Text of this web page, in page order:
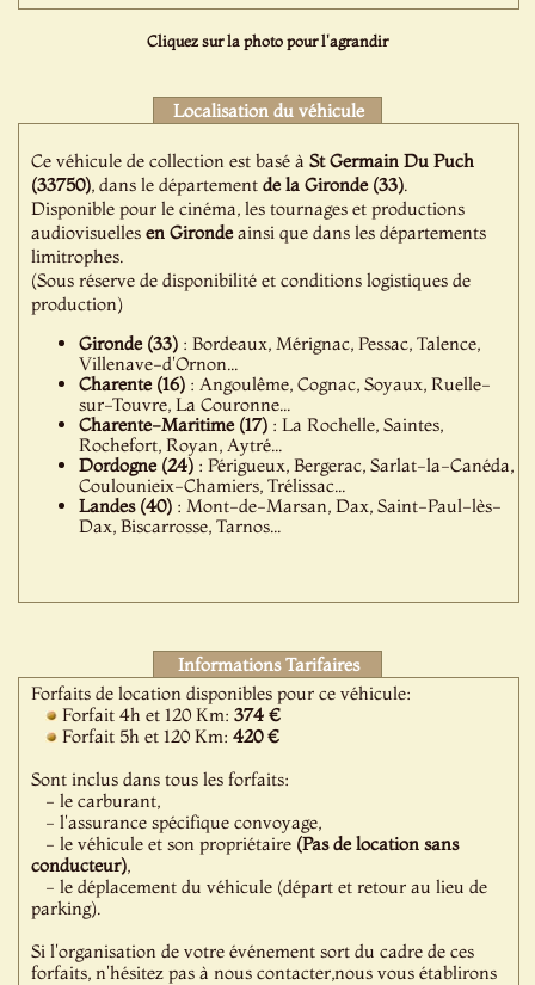
Cliquez sur la photo pour l'agrandir
Localisation du véhicule
Ce véhicule de collection est basé àSt Germain Du Puch
(33750), dans le départementde la Gironde (33).
Disponible pour le cinéma, les tournages et productions
audiovisuellesen Girondeainsi que dans les départements
limitrophes.
(Sous réserve de disponibilité et conditions logistiques de
production)
Gironde (33) : Bordeaux, Mérignac, Pessac, Talence,
Villenave-d'Ornon...
Charente (16) : Angoulême, Cognac, Soyaux, Ruelle-
sur-Touvre, La Couronne...
Charente-Maritime (17) : La Rochelle, Saintes,
Rochefort, Royan, Aytré...
Dordogne (24) : Périgueux, Bergerac, Sarlat-la-Canéda,
Coulounieix-Chamiers, Trélissac...
Landes (40) : Mont-de-Marsan, Dax, Saint-Paul-lès-
Dax, Biscarrosse, Tarnos...
Informations Tarifaires
Forfaits de location disponibles pour ce véhicule:
Forfait 4h et 120 Km:374 €
Forfait 5h et 120 Km:420 €
Sont inclus dans tous les forfaits:
- le carburant,
- l'assurance spécifique convoyage,
- le véhicule et son propriétaire (Pas de location sans
conducteur),
- le déplacement du véhicule (départ et retour au lieu de
parking).
Si l'organisation de votre événement sort du cadre de ces
forfaits, n'hésitez pas à nous contacter,nous vous établirons